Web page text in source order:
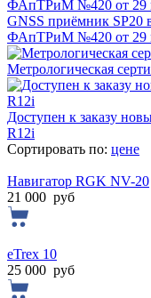
GNSS приёмник SP20
ФАпТРиМ №420 от 29
Метрологическая
Доступен к заказу
R12i
Сортировать по: цене
Навигатор RGK NV-20
21 000 руб
eTrex 10
25 000 руб